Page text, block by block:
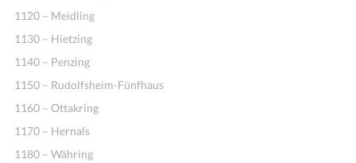
1120 – Meidling
1130 – Hietzing
1140 – Penzing
1150 – Rudolfsheim-Fünfhaus
1160 – Ottakring
1170 – Hernals
1180 – Währing